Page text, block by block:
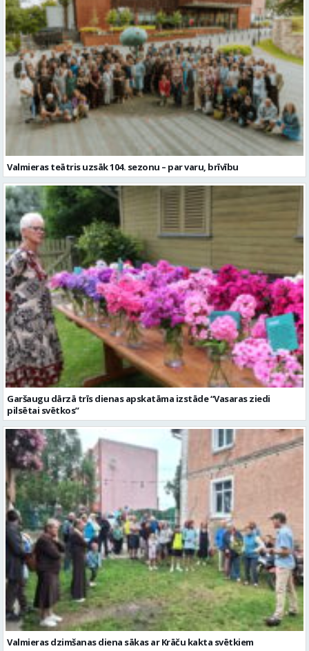
Valmieras teātris uzsāk 104. sezonu – par varu, brīvību
Garšaugu dārzā trīs dienas apskatāma izstāde “Vasaras ziedi
pilsētai svētkos”
Valmieras dzimšanas diena sākas ar Krāču kakta svētkiem